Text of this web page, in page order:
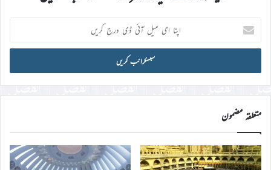
اپنا
ای
میل
ڈی
درج
کریں
متعلقہ مضمون